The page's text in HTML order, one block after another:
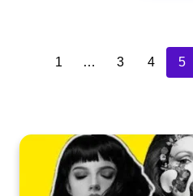
1 … 3 4 5